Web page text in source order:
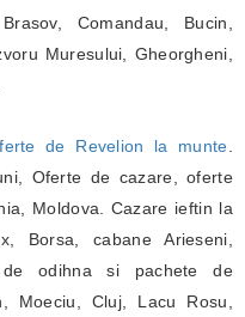
Comandau, Bucin,
Muresului, Gheorgheni,
de Revelion la munte
Oferte de cazare, oferte
Moldova. Cazare ieftin la
Borsa, cabane Arieseni,
de odihna si pachete de
Moeciu, Cluj, Lacu Rosu,